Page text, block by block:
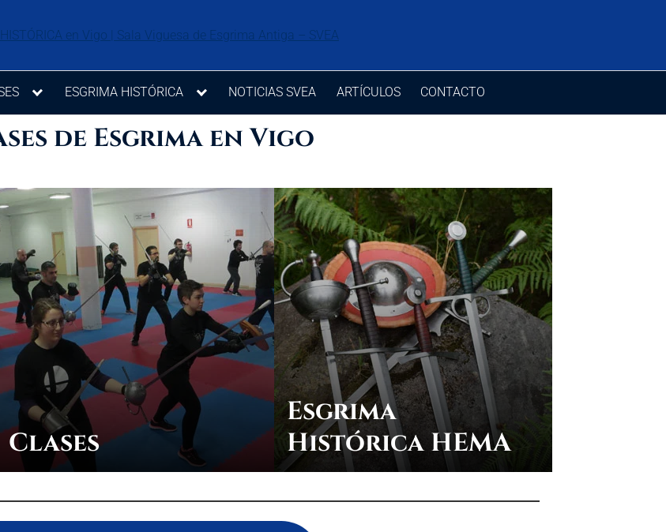
ESGRIMA HISTÓRICA NOTICIAS SVEA ARTÍCULOS CONTACTO
de Esgrima en Vigo
Clases
Esgrima
Histórica HEMA